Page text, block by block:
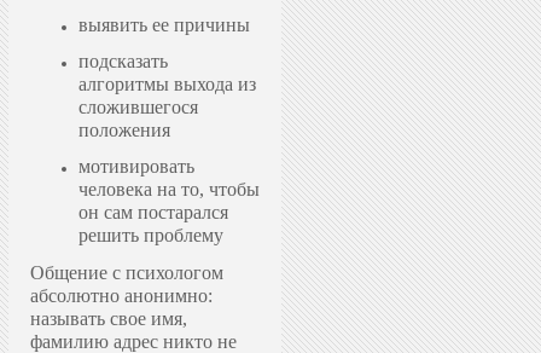
выявить ее причины
подсказать
алгоритмы выхода из
сложившегося
положения
мотивировать
человека на то, чтобы
он сам постарался
решить проблему
Общение с психологом
абсолютно анонимно:
называть свое имя,
фамилию адрес никто не